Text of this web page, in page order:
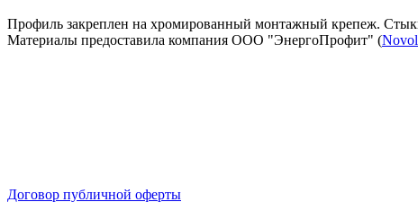
Профиль закреплен на хромированный монтажный крепеж.
Материалы предоставила компания ООО "ЭнергоПрофит" (
Договор публичной оферты